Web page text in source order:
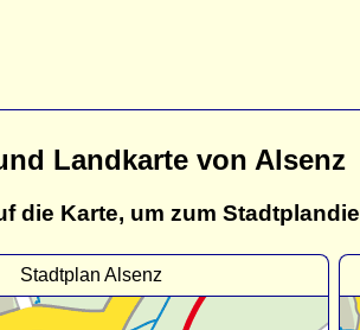
Landkarte von Alsenz
die Karte, um zum
Stadtplan Alsenz